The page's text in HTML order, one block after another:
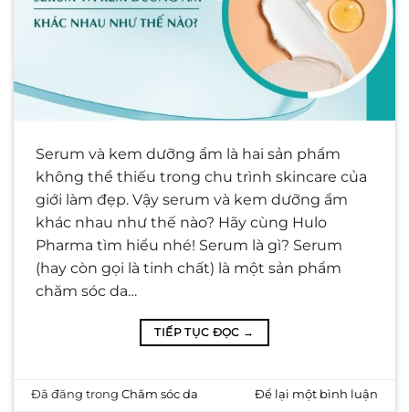
Serum và kem dưỡng ẩm là hai sản phẩm
không thể thiếu trong chu trình skincare của
giới làm đẹp. Vậy serum và kem dưỡng ẩm
khác nhau như thế nào? Hãy cùng Hulo
Pharma tìm hiểu nhé! Serum là gì? Serum
(hay còn gọi là tinh chất) là một sản phẩm
chăm sóc da…
TIẾP TỤC ĐỌC →
Đã đăng trongChăm sóc da Để lại một bình luận